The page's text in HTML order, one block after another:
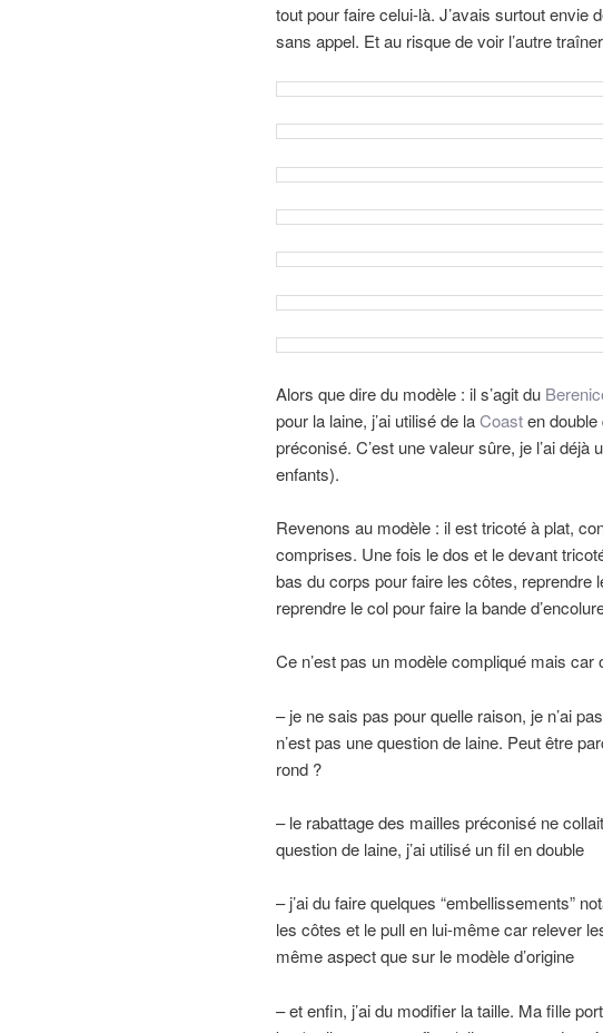
tout pour faire celui-là. J’avais surtout
sans appel. Et au risque de voir l’autre
Alors que dire du modèle : il s’agit du
pour la laine, j’ai utilisé de laCoasten double
préconisé. C’est une valeur sûre, je l’ai
enfants).
Revenons au modèle : il est tricoté à plat,
comprises. Une fois le dos et le devant
bas du corps pour faire les côtes,
reprendre le col pour faire la bande
Ce n’est pas un modèle compliqué mais car
– je ne sais pas pour quelle raison, je n’ai
n’est pas une question de laine. Peut être
rond ?
– le rabattage des mailles préconisé ne
question de laine, j’ai utilisé un fil en double
– j’ai du faire quelques “embellissements”
les côtes et le pull en lui-même car relever
même aspect que sur le modèle d’origine
– et enfin, j’ai du modifier la taille. Ma fille